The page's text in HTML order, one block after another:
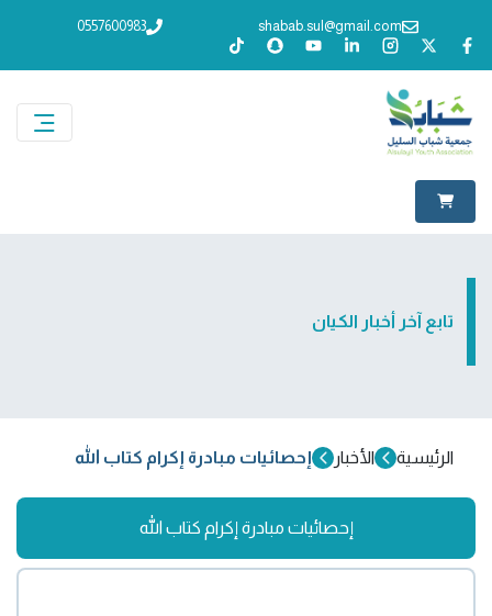
shabab.sul@gmail.com
0557600983
تابع آخر أخبار الكيان
الرئيسية الأخبار إحصائيات مبادرة إكرام كتاب الله
إحصائيات مبادرة إكرام كتاب الله